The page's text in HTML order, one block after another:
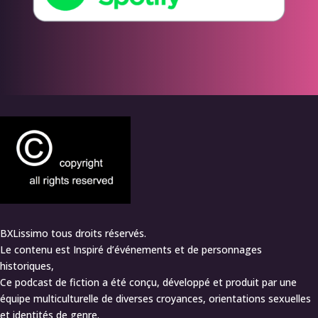
BXLissimo tous droits réservés.
Le contenu est Inspiré d’événements et de personnages
historiques,
Ce podcast de fiction a été conçu, développé et produit par une
équipe multiculturelle de diverses croyances, orientations sexuelles
et identités de genre.